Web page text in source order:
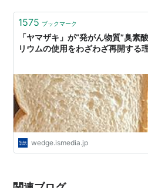
1575 ブックマーク
「ヤマザキ」が“発がん物質”臭素
リウムの使用をわざわざ再開する
wedge.ismedia.jp